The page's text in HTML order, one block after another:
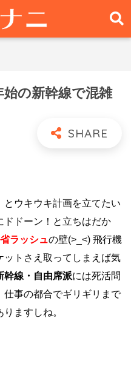
の新幹線で混雑
とウキウキ計画を立てたい
ドドーン！と立ちはだか
ラッシュの壁(>_<) 飛行機
ットさえ取ってしまえば気
幹線・自由席派には死活問
仕事の都合でギリギリまで
ますしね。